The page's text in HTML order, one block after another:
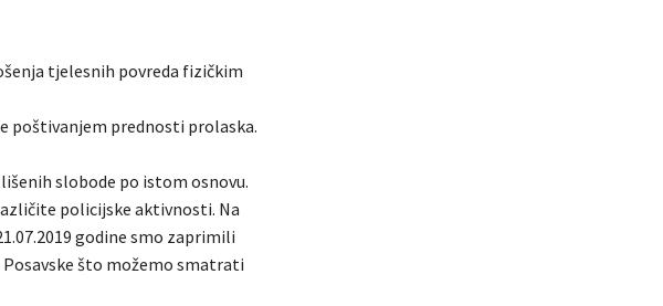
tjelesnih povreda fizičkim
poštivanjem prednosti prolaska.
slobode po istom osnovu.
policijske aktivnosti. Na
godine smo zaprimili
što možemo smatrati